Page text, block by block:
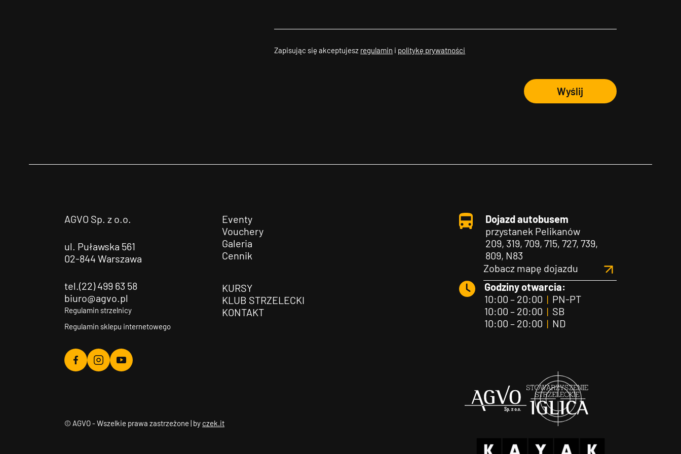
Zapisując się akceptujesz regulamin i politykę prywatności
Wyślij
AGVO Sp. z o.o.
ul. Puławska 561
02-844 Warszawa
tel.(22) 499 63 58
biuro@agvo.pl
Regulamin strzelnicy
Regulamin sklepu internetowego
Agvo
Agvo
Agvo
Eventy
Vouchery
Galeria
Cennik
KURSY
KLUB STRZELECKI
KONTAKT
Dojazd autobusem
przystanek Pelikanów
209, 319, 709, 715, 727, 739,
809, N83
Zobacz mapę dojazdu
Godziny otwarcia:
10:00 – 20:00 |PN-PT
10:00 – 20:00 |SB
10:00 – 20:00 |ND
© AGVO - Wszelkie prawa zastrzeżone | by czek.it
Agvo Iglica